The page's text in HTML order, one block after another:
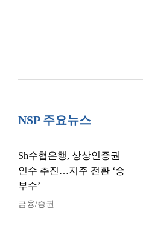
NSP 주요뉴스
Sh수협은행, 상상인증권
인수 추진…지주 전환 ‘승
부수’
금융/증권